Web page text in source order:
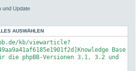
und Update
AUSWÄHLEN
kb/viewarticle?
Base
die phpBB-Versionen 3.1, 3.2 und